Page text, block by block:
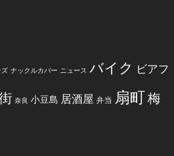
ズ ナックルカバー ニュース バイク ビアフ
奈良 小豆島 居酒屋 弁当 扇町梅